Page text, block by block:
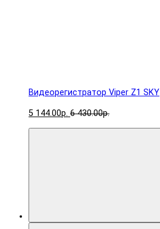
Видеорегистратор Viper Z1 SKY
5 144.00р. 6 430.00р.